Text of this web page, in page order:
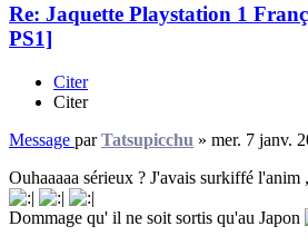
Re: Jaquette Playstation 1
PS1]
Citer
Citer
Message parTatsupicchu » mer. 7 janv.
Ouhaaaaa sérieux ? J'avais surkiffé
Dommage qu' il ne soit sortis qu'au Japon